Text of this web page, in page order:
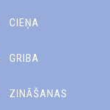
CIEŅA
GRIBA
ZINĀŠANAS